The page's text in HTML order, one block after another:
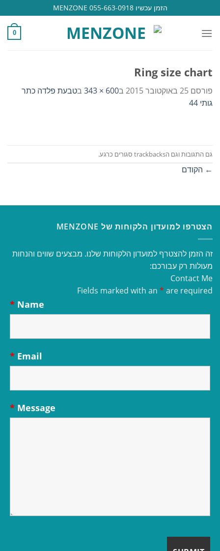
to
content
הזמן עכשיו 055-663-0918 MENZONE
0
Ring size chart
פורסם 25 באוקטובר 2015 ב600 × 343 בטבעת פלדה כתר
גותי 44
גם התגובות וגם הtrackbacks סגורים כרגע.
← הקודם
הצטרפו למועדון הלקוחות של MENZONE
זה הזמן להצטרף למועדון הלקוחות שלנו. מבצעים שווים והנחות
מעולות רק עבורכם:
Contact Me
Fields marked with an * are required
Name
*
Email
*
Message
*